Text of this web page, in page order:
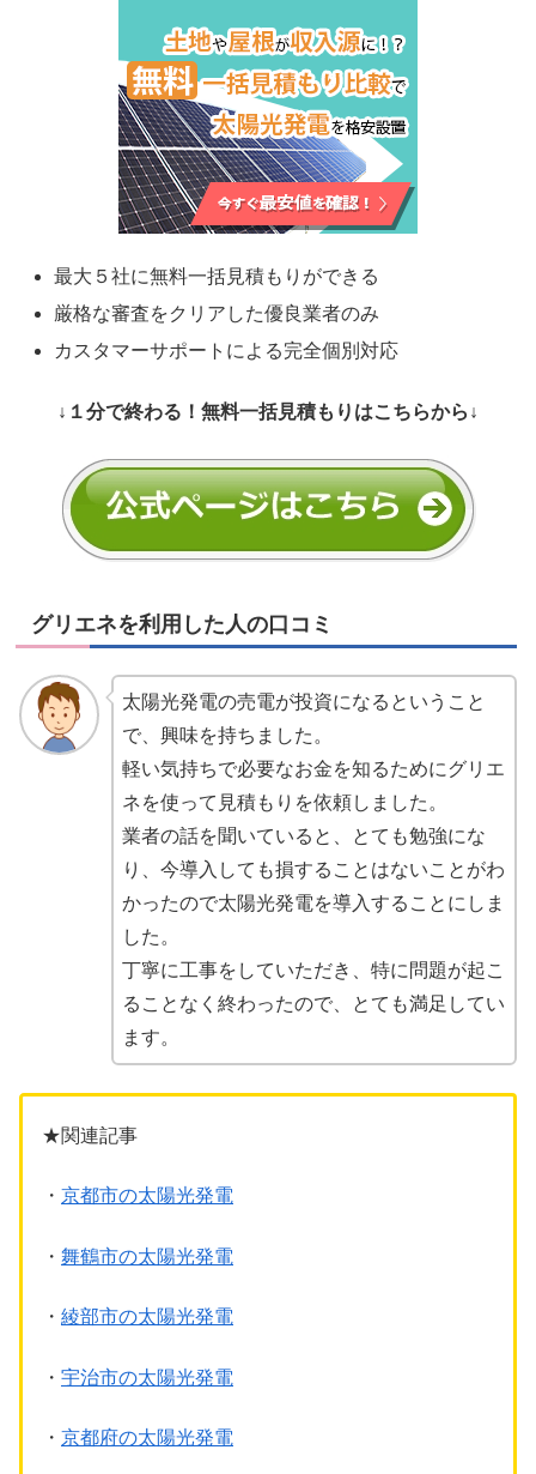
最大５社に無料一括見積もりができる
厳格な審査をクリアした優良業者のみ
カスタマーサポートによる完全個別対応
↓１分で終わる！無料一括見積もりはこちらから↓
グリエネを利用した人の口コミ
太陽光発電の売電が投資になるということ
で、興味を持ちました。
軽い気持ちで必要なお金を知るためにグリエ
ネを使って見積もりを依頼しました。
業者の話を聞いていると、とても勉強にな
り、今導入しても損することはないことがわ
かったので太陽光発電を導入することにしま
した。
丁寧に工事をしていただき、特に問題が起こ
ることなく終わったので、とても満足してい
ます。
★関連記事
・ 京都市の太陽光発電
・ 舞鶴市の太陽光発電
・ 綾部市の太陽光発電
・ 宇治市の太陽光発電
・ 京都府の太陽光発電